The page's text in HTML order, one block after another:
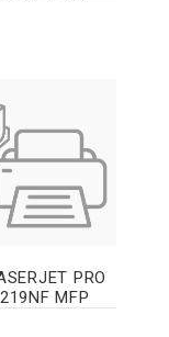
PRO
MFP